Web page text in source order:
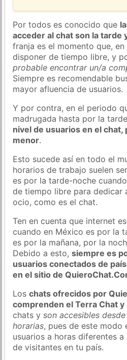
Por todos es conocido que
acceder al chat son la tarde
franja es el momento que, en
disponer de tiempo libre, y
probable encontrar un/a
Siempre es recomendable
mayor afluencia de usuarios.
Y por contra, en el periodo
madrugada hasta por la
nivel de usuarios en el
menor.
Esto sucede así en todo el
horarios de trabajo suelen
es por la tarde-noche
de tiempo libre para dedicar
ocio, como es el chat.
Ten en cuenta que internet
cuando en México es por la
es por la mañana, por la
Debido a esto,siempre es
usuarios conectados de
en el sitio de
Loschats ofrecidos por
comprenden el Terra Chat y
chats yson accesibles
horarias, pues de este modo
usuarios a horas diferentes
de visitantes en tu país.